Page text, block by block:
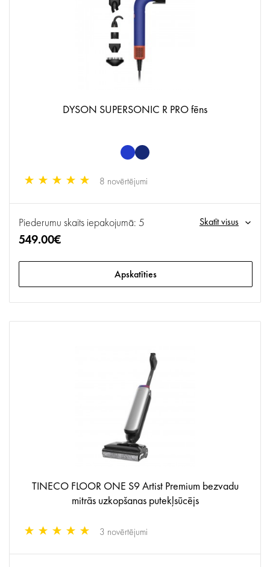
DYSON SUPERSONIC R PRO fēns
8 novērtējumi
Piederumu skaits iepakojumā: 5 Skatīt visus
549.00€
Apskatīties
TINECO FLOOR ONE S9 Artist Premium bezvadu
mitrās uzkopšanas putekļsūcējs
3 novērtējumi